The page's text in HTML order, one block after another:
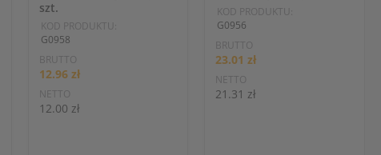
szt.
KOD PRODUKTU:
G0958
BRUTTO
12.96 zł
NETTO
12.00 zł
KOD PRODUKTU:
G0956
BRUTTO
23.01 zł
NETTO
21.31 zł